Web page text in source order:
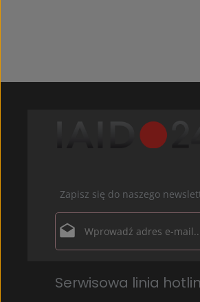
Zapisz się do naszego
Adres e-mail*
Wybierając kontynuuj
Serwisowa linia